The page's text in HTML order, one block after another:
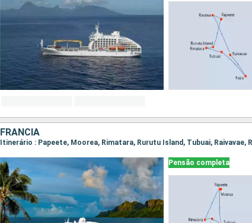
FRANCIA
Itinerário : Papeete, Moorea, Rimatara, Rurutu Island, Tubuai, Raivavae,
Pensão completa